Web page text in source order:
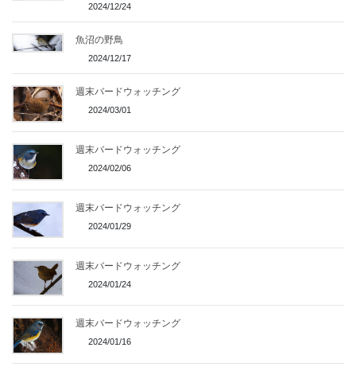
2024/12/24
魚沼の野鳥
2024/12/17
週末バードウォッチング
2024/03/01
週末バードウォッチング
2024/02/06
週末バードウォッチング
2024/01/29
週末バードウォッチング
2024/01/24
週末バードウォッチング
2024/01/16